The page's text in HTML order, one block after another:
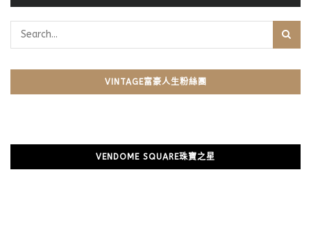
VINTAGE富豪人生粉絲團
VENDOME SQUARE珠寶之星